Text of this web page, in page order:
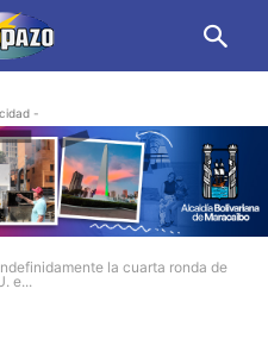
-
la cuarta ronda de
e...